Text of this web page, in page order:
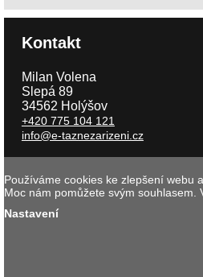
Kontakt
Milan Volena
Slepá 89
34562 Holýšov
+420 775 104 121
info@e-taznezarizeni.cz
Copyright © 2026 e-taznezarizeni.cz |
internetového obchodu- MK software |
Používáme cookies ke zlepšení webu
Moc nám pomůžete svým souhlasem.
Nastavení